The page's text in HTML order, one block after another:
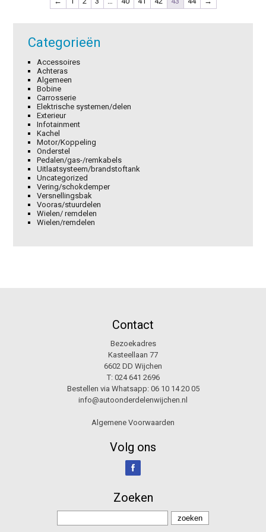
Categorieën
Accessoires
Achteras
Algemeen
Bobine
Carrosserie
Elektrische systemen/delen
Exterieur
Infotainment
Kachel
Motor/Koppeling
Onderstel
Pedalen/gas-/remkabels
Uitlaatsysteem/brandstoftank
Uncategorized
Vering/schokdemper
Versnellingsbak
Vooras/stuurdelen
Wielen/ remdelen
Wielen/remdelen
Contact
Bezoekadres
Kasteellaan 77
6602 DD Wijchen
T: 024 641 2696
Bestellen via Whatsapp: 06 10 14 20 05
info@autoonderdelenwijchen.nl
Algemene Voorwaarden
Volg ons
Zoeken